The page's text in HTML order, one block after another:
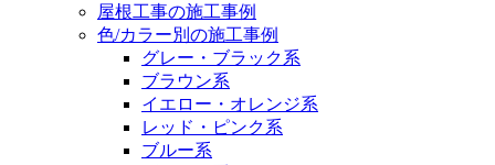
屋根工事の施工事例
色/カラー別の施工事例
グレー・ブラック系
ブラウン系
イエロー・オレンジ系
レッド・ピンク系
ブルー系